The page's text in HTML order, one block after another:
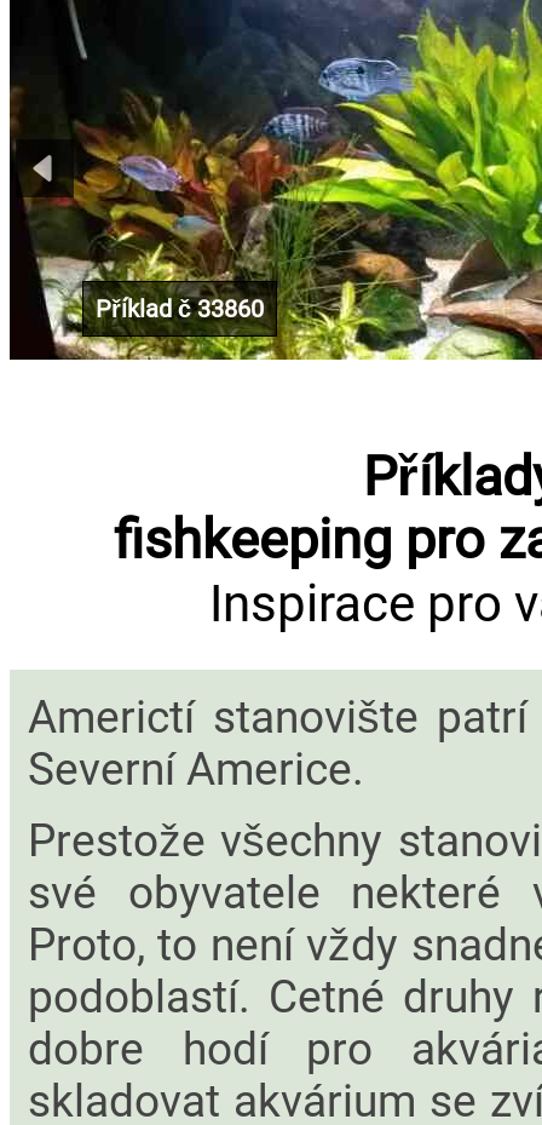
Příklad č 33860
fishkeeping pro
Inspirace pro
Americtí stanovište
Severní Americe.
Prestože všechny
své obyvatele nekteré
Proto, to není vždy
podoblastí. Cetné
dobre hodí pro
skladovat akvárium se